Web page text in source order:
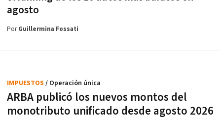
agosto
PorGuillermina Fossati
ARBA publicó los nuevos montos del
monotributo unificado desde agosto 2026
IMPUESTOS / Operación única